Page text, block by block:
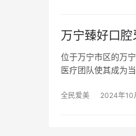
万宁臻好口腔
位于万宁市区的万
医疗团队使其成为
全民爱美 2024年10